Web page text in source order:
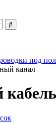
под
канал